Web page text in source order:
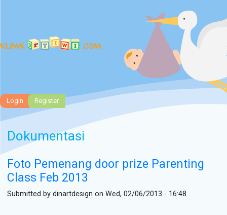
Login Register
Dokumentasi
Foto Pemenang door prize Parenting
Class Feb 2013
Submitted bydinartdesign on Wed, 02/06/2013 - 16:48